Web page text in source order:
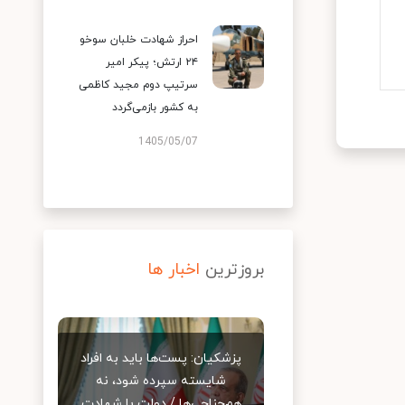
احراز شهادت خلبان سوخو
۲۴ ارتش؛ پیکر امیر
سرتیپ دوم مجید کاظمی
به کشور بازمی‌گردد
1405/05/07
بروزترین اخبار ها
پزشکیان: پست‌ها باید به افراد
شایسته سپرده شود، نه